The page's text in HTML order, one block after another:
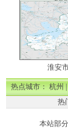
淮安
热点城市：杭州|
热
本站部